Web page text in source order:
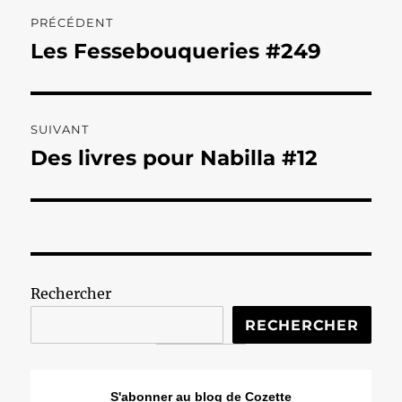
de
PRÉCÉDENT
Publication
Les Fessebouqueries #249
SUIVANT
Publication
Des livres pour Nabilla #12
Rechercher
RECHERCHER
S'abonner au blog de Cozette